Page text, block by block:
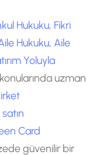
Hukuku, Fikri
Hukuku, Aile
Yoluyla
konularında uzman
Card
güvenilir bir